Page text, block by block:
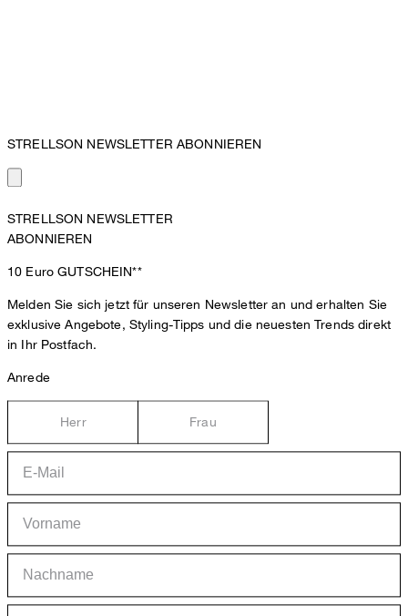
STRELLSON NEWSLETTER ABONNIEREN
STRELLSON NEWSLETTER
ABONNIEREN
10 EuroGUTSCHEIN**
Melden Sie sich jetzt für unseren Newsletter an und erhalten Sie
exklusive Angebote, Styling-Tipps und die neuesten Trends direkt
in Ihr Postfach.
Anrede
Herr Frau